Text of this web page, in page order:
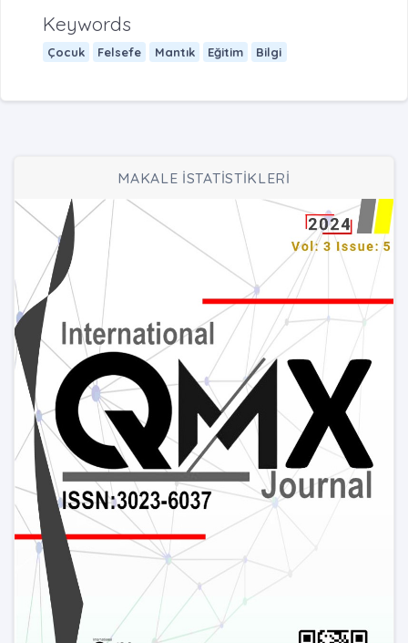
Keywords
Çocuk Felsefe Mantık Eğitim Bilgi
MAKALE İSTATİSTİKLERİ